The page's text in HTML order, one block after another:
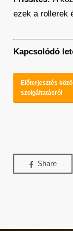
ezek a rollerek
Kapcsolódó
Előterjesztés
szolgáltatásról
Share